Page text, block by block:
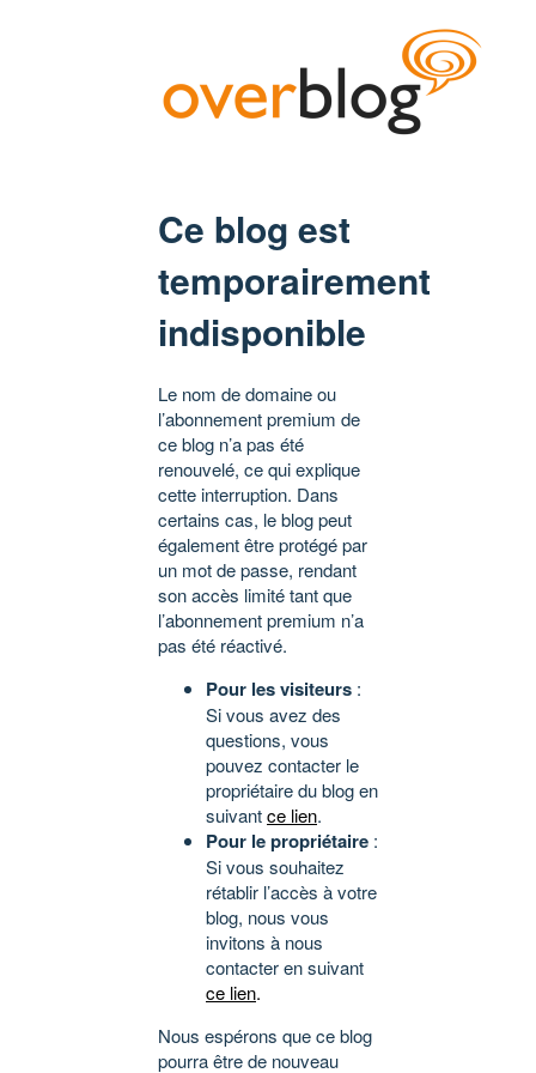
Ce blog est
temporairement
indisponible
Le nom de domaine ou
l’abonnement premium de
ce blog n’a pas été
renouvelé, ce qui explique
cette interruption. Dans
certains cas, le blog peut
également être protégé par
un mot de passe, rendant
son accès limité tant que
l’abonnement premium n’a
pas été réactivé.
Pour les visiteurs :
Si vous avez des
questions, vous
pouvez contacter le
propriétaire du blog en
suivantce lien.
Pour le propriétaire :
Si vous souhaitez
rétablir l’accès à votre
blog, nous vous
invitons à nous
contacter en suivant
ce lien.
Nous espérons que ce blog
pourra être de nouveau